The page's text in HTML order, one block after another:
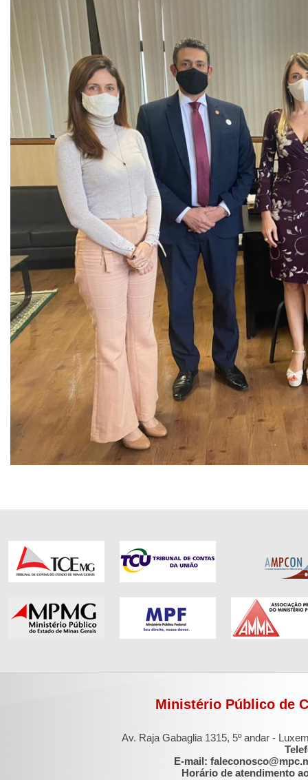
Ministério Público de
Av. Raja Gabaglia 1315, 5º andar -
E-mail:
Horário de atendimento